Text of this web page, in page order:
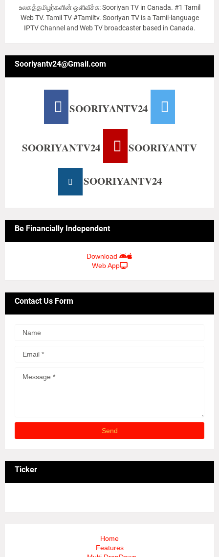
உலகத்தமிழர்களின் ஒளிவீச்சு: Sooriyan TV in Canada. #1 Tamil
Web TV. Tamil TV #Tamiltv. Sooriyan TV is a Tamil-language
IPTV Channel and Web TV broadcaster based in Canada.
Sooriyantv24@Gmail.com
SOORIYANTV24
SOORIYANTV24 SOORIYANTV
SOORIYANTV24
Be Financially Independent
Download
Web App
Contact Us Form
Ticker
Home
Features